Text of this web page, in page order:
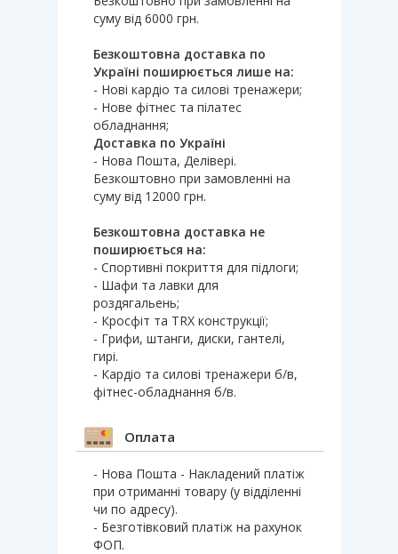
суму від 6000 грн.
Безкоштовна доставка по
Україні поширюється лише на:
- Нові кардіо та силові тренажери;
- Нове фітнес та пілатес
обладнання;
Доставка по Україні
- Нова Пошта, Делівері.
Безкоштовно при замовленні на
суму від 12000 грн.
Безкоштовна доставка не
поширюється на:
- Спортивні покриття для підлоги;
- Шафи та лавки для
роздягальень;
- Кросфіт та TRX конструкції;
- Грифи, штанги, диски, гантелі,
гирі.
- Кардіо та силові тренажери б/в,
фітнес-обладнання б/в.
Оплата
- Нова Пошта - Накладений платіж
при отриманні товару (у відділенні
чи по адресу).
- Безготівковий платіж на рахунок
ФОП.